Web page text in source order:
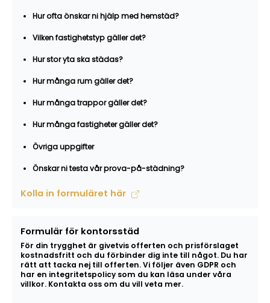
Hur ofta önskar ni hjälp med hemstäd?
Vilken fastighetstyp gäller det?
Hur stor yta ska städas?
Hur många rum gäller det?
Hur många trappor gäller det?
Hur många fastigheter gäller det?
Övriga uppgifter
Önskar ni testa vår prova-på-städning?
Kolla in formuläret här
Formulär för kontorsstäd
För din trygghet är givetvis offerten och prisförslaget
kostnadsfritt och du förbinder dig inte till något. Du har
rätt att tacka nej till offerten. Vi följer även GDPR och
har en integritetspolicy som du kan läsa under våra
villkor. Kontakta oss om du vill veta mer.